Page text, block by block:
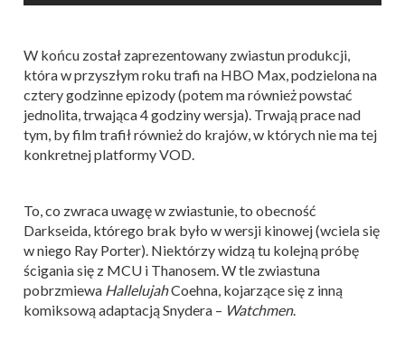
W końcu został zaprezentowany zwiastun produkcji,
która w przyszłym roku trafi na HBO Max, podzielona na
cztery godzinne epizody (potem ma również powstać
jednolita, trwająca 4 godziny wersja). Trwają prace nad
tym, by film trafił również do krajów, w których nie ma tej
konkretnej platformy VOD.
To, co zwraca uwagę w zwiastunie, to obecność
Darkseida, którego brak było w wersji kinowej (wciela się
w niego Ray Porter). Niektórzy widzą tu kolejną próbę
ścigania się z MCU i Thanosem. W tle zwiastuna
pobrzmiewa HallelujahCoehna, kojarzące się z inną
komiksową adaptacją Snydera – Watchmen.